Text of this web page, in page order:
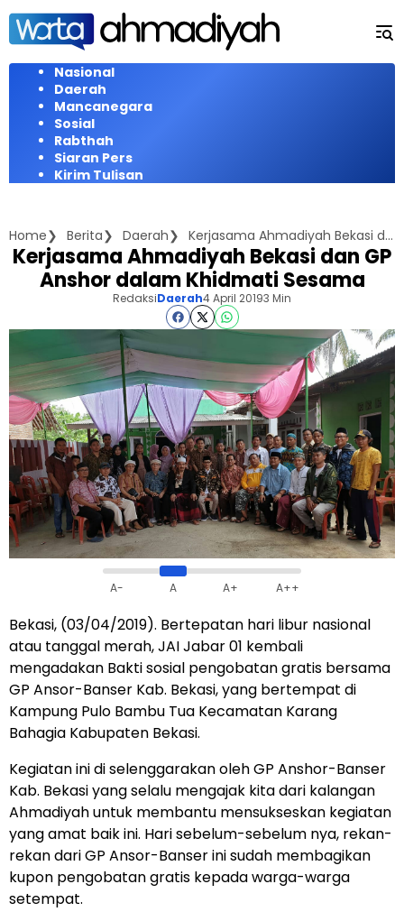
Langsung
konten
Nasional
Daerah
Mancanegara
Sosial
Rabthah
Siaran Pers
Kirim Tulisan
Home Berita Daerah Kerjasama Ahmadiyah Bekasi dan GP Anshor dalam Khidmati Sesama
Kerjasama Ahmadiyah Bekasi dan GP
Anshor dalam Khidmati Sesama
RedaksiDaerah4 April 20193 Min
A- A A+ A++
Bekasi, (03/04/2019). Bertepatan hari libur nasional
atau tanggal merah, JAI Jabar 01 kembali
mengadakan Bakti sosial pengobatan gratis bersama
GP Ansor-Banser Kab. Bekasi, yang bertempat di
Kampung Pulo Bambu Tua Kecamatan Karang
Bahagia Kabupaten Bekasi.
Kegiatan ini di selenggarakan oleh GP Anshor-Banser
Kab. Bekasi yang selalu mengajak kita dari kalangan
Ahmadiyah untuk membantu mensukseskan kegiatan
yang amat baik ini. Hari sebelum-sebelum nya, rekan-
rekan dari GP Ansor-Banser ini sudah membagikan
kupon pengobatan gratis kepada warga-warga
setempat.